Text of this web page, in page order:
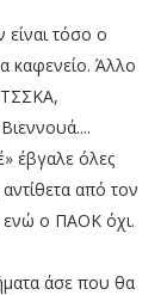
είναι τόσο ο
καφενείο. Άλλο
ΤΣΣΚΑ,
έβγαλε όλες
από τον
ενώ ο ΠΑΟΚ όχι.
άσε που θα